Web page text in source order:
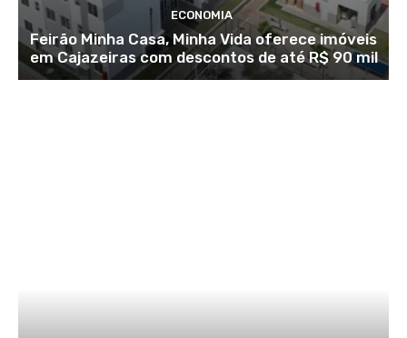
ECONOMIA
Feirão Minha Casa, Minha Vida oferece imóveis
em Cajazeiras com descontos de até R$ 90 mil